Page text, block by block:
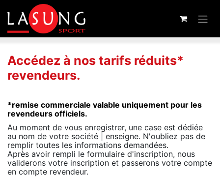
Se rendre au contenu
Accédez à nos tarifs réduits*
revendeurs.
*remise commerciale valable uniquement pour les
revendeurs officiels.
Au moment de vous enregistrer, une case est dédiée
au nom de votre société | enseigne. N'oubliez pas de
remplir toutes les informations demandées.
Après avoir rempli le formulaire d'inscription, nous
validerons votre inscription et passerons votre compte
en compte revendeur.